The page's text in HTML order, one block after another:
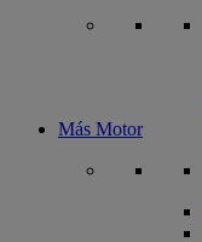
Más Motor